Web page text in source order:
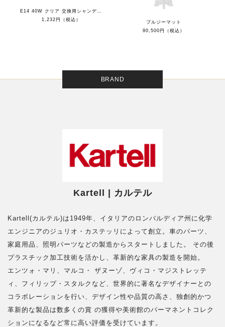
E14 40W クリア 交換用シャンデリア球
1,232円（税込）
ブルジーマット
90,500円（税込）
BRAND
Kartell | カルテル
Kartell(カルテル)は1949年、イタリアのロンバルディア州に化学
エンジニアのジュリオ・カステッリによって創立。車のパーツ、
家庭用品、照明パーツなどの製造からスタートしました。 その後
プラスチック加工技術を活かし、革新的な家具の製造を開始。
エンツォ・マリ、マルコ・ ザヌーゾ、ヴィコ・マジストレッテ
ィ、フィリップ・スタルクなど、世界的に著名なデザイナーとの
コラボレーションを行い、デザイン性や品質の高さ、独創的かつ
革新的な製品は数多くの賞 の獲得や美術館のパーマネントコレク
ションになるなど常に高い評価を受けています。